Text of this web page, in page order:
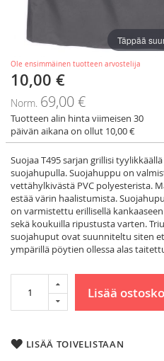
Ole ensimmäinen tuotteen arvostelija
Tarjoushinta
10,00 €
Norm. 69,00 €
Tuotteen alin hinta viimeisen 30
päivän aikana on ollut 10,00 €
Suojaa T495 sarjan grillisi
suojahupulla. Suojahuppu on
vettähylkivästä PVC polyesterista.
estää värin haalistumista.
on varmistettu erillisellä
sekä koukuilla ripustusta varten.
suojahuput ovat suunniteltu siten
ympärillä pöytien ollessa alas
Lisää
LISÄÄ TOIVELISTAAN
Täppää